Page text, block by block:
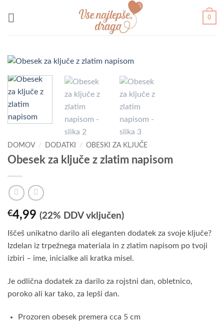
0
DOMOV / DODATKI / OBESKI ZA KLJUČE
Obesek za ključe z zlatim napisom
€4,99 (22% DDV vključen)
Iščeš unikatno darilo ali eleganten dodatek za svoje ključe?
Izdelan iz trpežnega materiala in z zlatim napisom po tvoji
izbiri – ime, inicialke ali kratka misel.
Je odlična dodatek za darilo za rojstni dan, obletnico,
poroko ali kar tako, za lepši dan.
Prozoren obesek premera cca 5 cm